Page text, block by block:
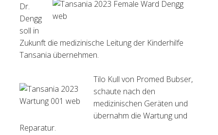
Dr.
Dengg
soll in
Zukunft die medizinische Leitung der Kinderhilfe
Tansania übernehmen.
Tilo Kull von Promed Bubser,
schaute nach den
medizinischen Geräten und
übernahm die Wartung und
Reparatur.